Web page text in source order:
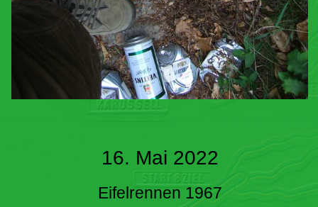
16. Mai 2022
Eifelrennen 1967